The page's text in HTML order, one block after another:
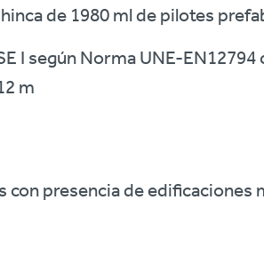
de 1980 ml de pilotes
I según Norma UNE-
m
presencia de edificaciones